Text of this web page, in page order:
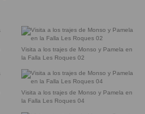
Visita a los trajes de Monso y Pamela en
la Falla Les Roques 02
Visita a los trajes de Monso y Pamela en
la Falla Les Roques 04